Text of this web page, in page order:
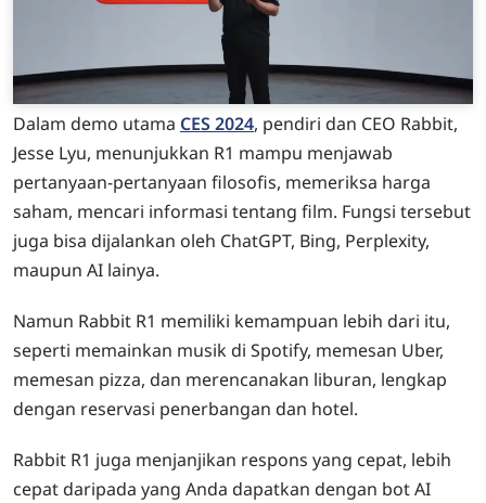
Dalam demo utama CES 2024, pendiri dan CEO Rabbit,
Jesse Lyu, menunjukkan R1 mampu menjawab
pertanyaan-pertanyaan filosofis, memeriksa harga
saham, mencari informasi tentang film. Fungsi tersebut
juga bisa dijalankan oleh ChatGPT, Bing, Perplexity,
maupun AI lainya.
Namun Rabbit R1 memiliki kemampuan lebih dari itu,
seperti memainkan musik di Spotify, memesan Uber,
memesan pizza, dan merencanakan liburan, lengkap
dengan reservasi penerbangan dan hotel.
Rabbit R1 juga menjanjikan respons yang cepat, lebih
cepat daripada yang Anda dapatkan dengan bot AI